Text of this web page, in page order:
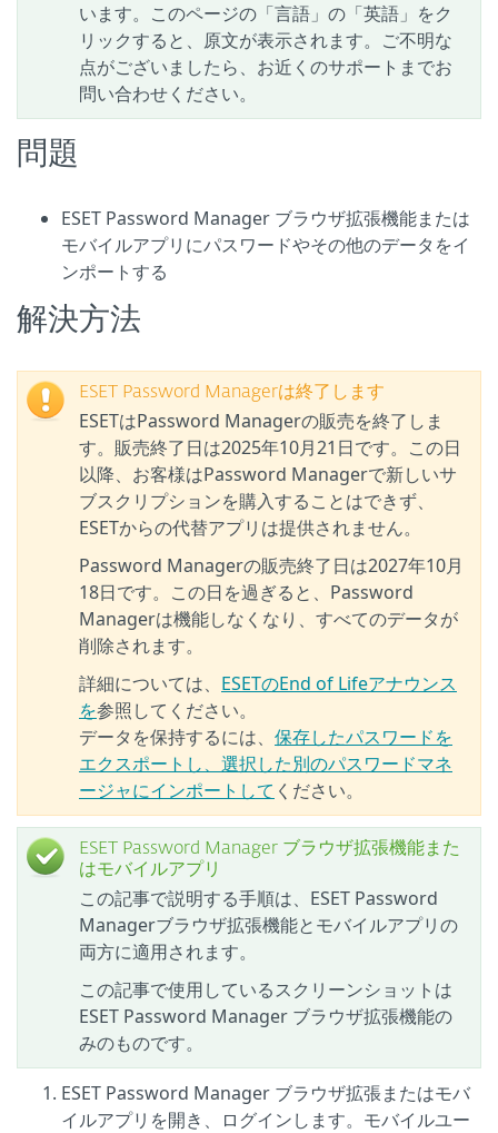
います。このページの「言語」の「英語」をク
リックすると、原文が表示されます。ご不明な
点がございましたら、お近くのサポートまでお
問い合わせください。
問題
ESET Password Manager ブラウザ拡張機能または
モバイルアプリにパスワードやその他のデータをイ
ンポートする
解決方法
ESET Password Managerは終了します
ESETはPassword Managerの販売を終了しま
す。販売終了日は2025年10月21日です。この日
以降、お客様はPassword Managerで新しいサ
ブスクリプションを購入することはできず、
ESETからの代替アプリは提供されません。
Password Managerの販売終了日は2027年10月
18日です。この日を過ぎると、Password
Managerは機能しなくなり、すべてのデータが
削除されます。
詳細については、 ESETのEnd of Lifeアナウンス
を参照してください。
データを保持するには、 保存したパスワードを
エクスポートし、選択した別のパスワードマネ
ージャにインポートして ください。
ESET Password Manager ブラウザ拡張機能また
はモバイルアプリ
この記事で説明する手順は、ESET Password
Managerブラウザ拡張機能とモバイルアプリの
両方に適用されます。
この記事で使用しているスクリーンショットは
ESET Password Manager ブラウザ拡張機能の
みのものです。
ESET Password Manager ブラウザ拡張またはモバ
イルアプリを開き、ログインします。モバイルユー